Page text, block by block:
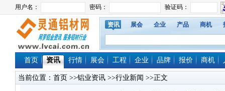
资讯 展会 企业 产品 商机
首页 资讯 行情 展会 工程 企业 品牌 报价 商机
当前位置： 首页 >>铝业资讯 >>行业新闻 >>正文